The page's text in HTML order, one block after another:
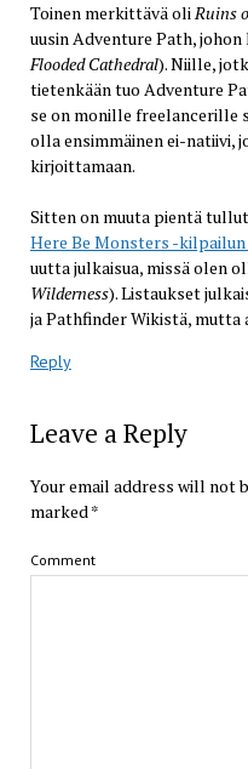
Toinen merkittävä oliRuins
uusin Adventure Path,
Flooded Cathedral). Niille,
tietenkään tuo Adventure
se on monille freelancerille
olla ensimmäinen ei-natiivi,
kirjoittamaan.
Sitten on muuta pientä
Here Be Monsters -
uutta julkaisua, missä olen
Wilderness). Listaukset
ja Pathfinder Wikistä, mutta
Reply
Leave a Reply
Your email address will not
marked*
Comment